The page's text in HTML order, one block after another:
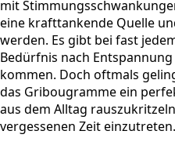
mit
eine krafttankende Quelle
werden. Es gibt bei fast
Bedürfnis nach
kommen. Doch oftmals
das Gribougramme ein
aus dem Alltag
vergessenen Zeit einzutreten.